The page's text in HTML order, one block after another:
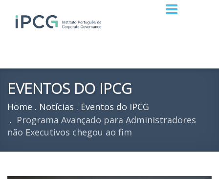
EVENTOS DO IPCG
Home Notícias
Eventos do IPCG
Programa Avançado para Administradores
não Executivos chegou ao fim